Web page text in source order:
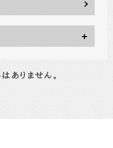
ありません。